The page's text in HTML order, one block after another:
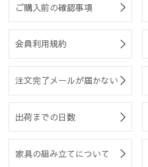
ご購入前の確認事項
会員利用規約
注文完了メールが届かない
出荷までの日数
家具の組み立てについて